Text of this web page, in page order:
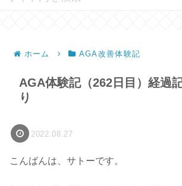
ホーム AGA改善体験記
AGA体験記（262日目）経過
り
2022.08.27
こんばんは、サトーです。